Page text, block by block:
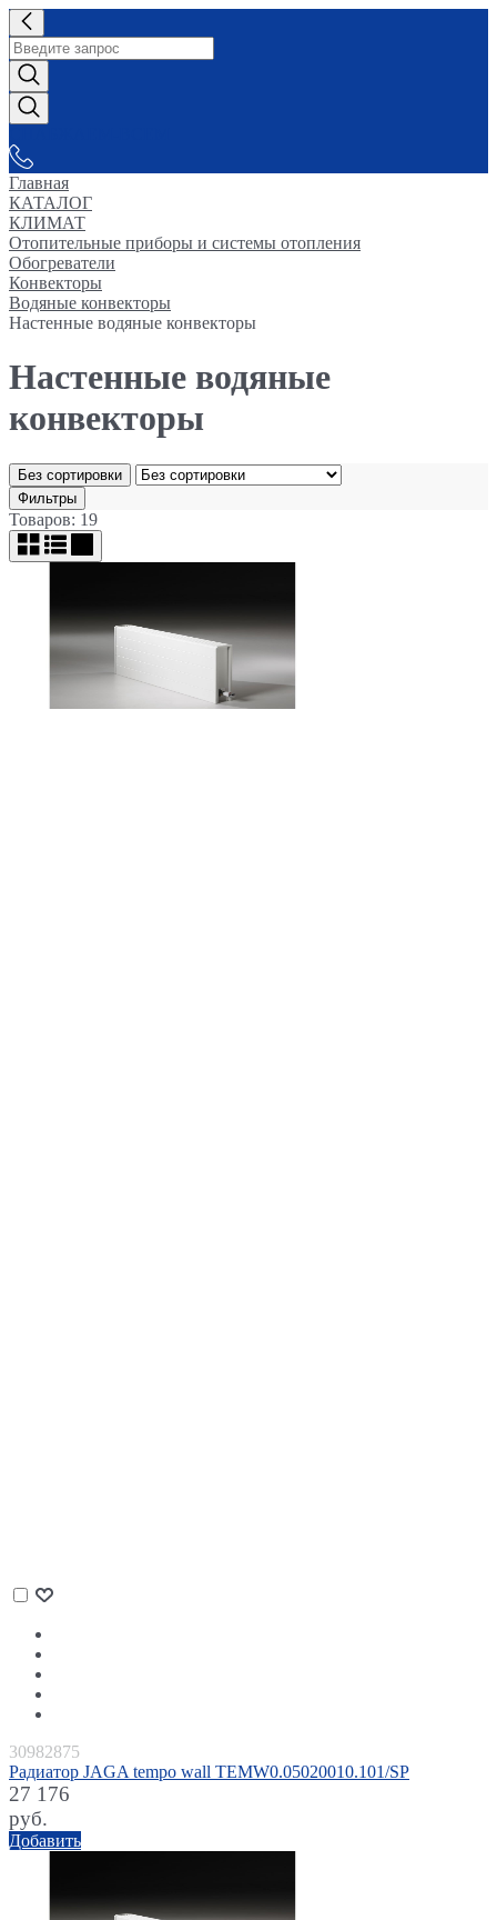
Главная
КАТАЛОГ
КЛИМАТ
Отопительные приборы и системы отопления
Обогреватели
Конвекторы
Водяные конвекторы
Настенные водяные конвекторы
Настенные водяные
конвекторы
Без сортировки
Фильтры
Товаров: 19
30982875
Радиатор JAGA tempo wall TEMW0.05020010.101/SP
27 176
руб.
Добавить